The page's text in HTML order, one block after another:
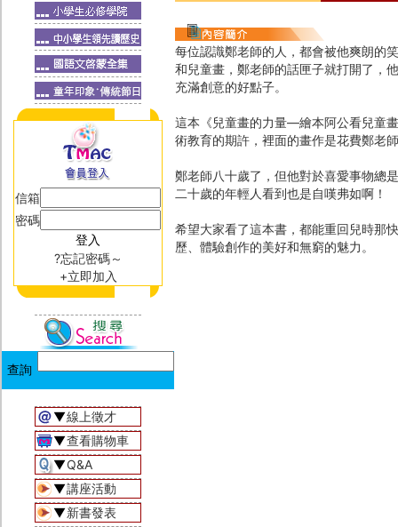
信箱
密碼
?忘記密碼～
+立即加入
▼線上徵才
▼查看購物車
▼Q&A
▼講座活動
▼新書發表
每位認識鄭老師的人，都會被他爽朗的
和兒童畫，鄭老師的話匣子就打開了，
充滿創意的好點子。
這本《兒童畫的力量―繪本阿公看兒童
術教育的期許，裡面的畫作是花費鄭老
鄭老師八十歲了，但他對於喜愛事物總
二十歲的年輕人看到也是自嘆弗如啊！
希望大家看了這本書，都能重回兒時那
歷、體驗創作的美好和無窮的魅力。